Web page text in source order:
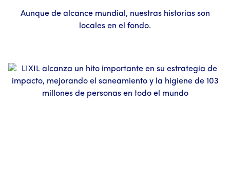
Aunque de alcance mundial, nuestras historias son
locales en el fondo.